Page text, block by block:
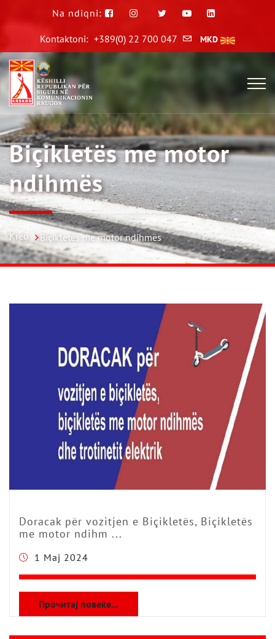
Na ndiqni:
Kontaktoni: +389(0) 22 700 047 MKD
Biçikletës me motor
ndihmës
Kreu Biçikletës me motor ndihmës
Doracak për vozitjen e Biçikletës, Biçikletës
me motor ndihm ...
1 Maj 2024
Прочитај повеќе...